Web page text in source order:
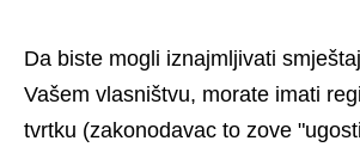
Da biste mogli iznajmljivati
Vašem vlasništvu, morate imati
tvrtku (zakonodavac to zove